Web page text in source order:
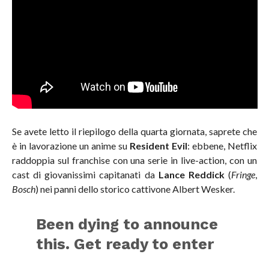
Se avete letto il riepilogo della quarta giornata, saprete che
è in lavorazione un anime su Resident Evil: ebbene, Netflix
raddoppia sul franchise con una serie in live-action, con un
cast di giovanissimi capitanati da Lance Reddick (Fringe,
Bosch) nei panni dello storico cattivone Albert Wesker.
Been dying to announce
this. Get ready to enter